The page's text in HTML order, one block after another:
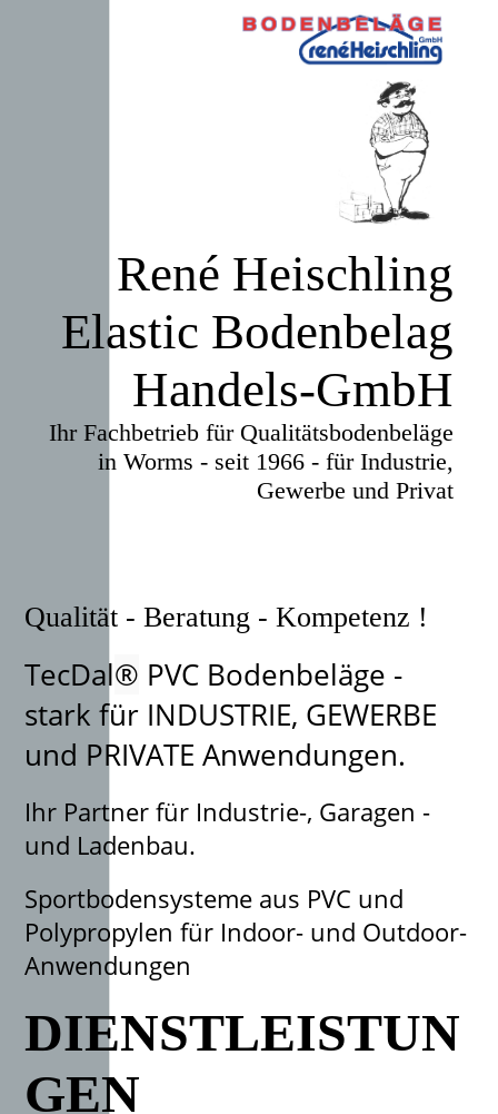
René Heischling
Elastic Bodenbelag
Handels-GmbH
Ihr Fachbetrieb für Qualitätsbodenbeläge
in Worms - seit 1966 - für Industrie,
Gewerbe und Privat
Qualität - Beratung - Kompetenz !
TecDal® PVC Bodenbeläge -
stark für INDUSTRIE, GEWERBE
und PRIVATE Anwendungen.
Ihr Partner für Industrie-, Garagen -
und Ladenbau.
Sportbodensysteme aus PVC und
Polypropylen für Indoor- und Outdoor-
Anwendungen
DIENSTLEISTUN
GEN